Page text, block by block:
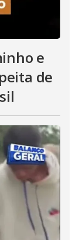
e
de